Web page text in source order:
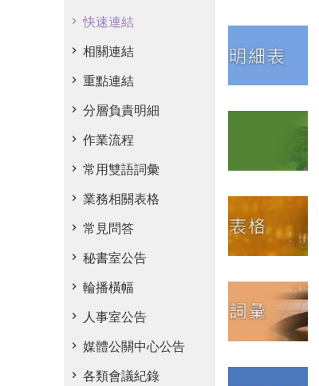
快速連結
相關連結
重點連結
分層負責明細
作業流程
常用雙語詞彙
業務相關表格
常見問答
秘書室公告
輪播橫幅
人事室公告
媒體公關中心公告
各類會議紀錄